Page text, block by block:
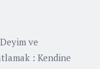
ve
: Kendine